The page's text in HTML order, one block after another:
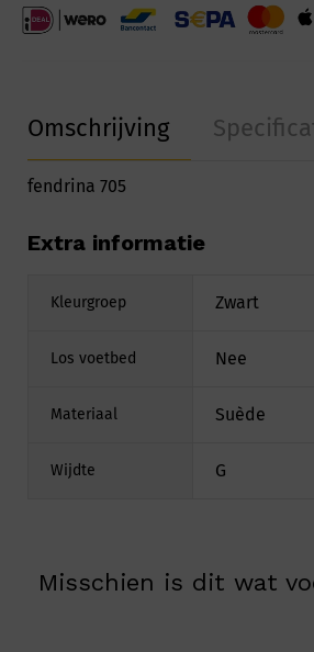
Omschrijving
fendrina 705
Extra informatie
Kleurgroep Zwart
Los voetbed Nee
Materiaal Suède
Wijdte G
Misschien is dit wat